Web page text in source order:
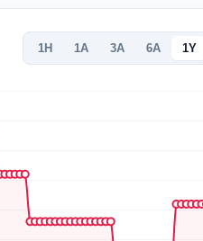
1H 1A 3A 6A 1Y